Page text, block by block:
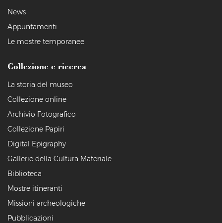
News
Appuntamenti
Le mostre temporanee
Collezione e ricerca
La storia del museo
Collezione online
Archivio Fotografico
Collezione Papiri
Digital Epigraphy
Gallerie della Cultura Materiale
Biblioteca
Mostre itineranti
Missioni archeologiche
Pubblicazioni